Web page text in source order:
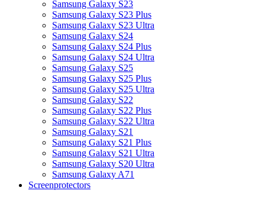
Samsung Galaxy S23
Samsung Galaxy S23 Plus
Samsung Galaxy S23 Ultra
Samsung Galaxy S24
Samsung Galaxy S24 Plus
Samsung Galaxy S24 Ultra
Samsung Galaxy S25
Samsung Galaxy S25 Plus
Samsung Galaxy S25 Ultra
Samsung Galaxy S22
Samsung Galaxy S22 Plus
Samsung Galaxy S22 Ultra
Samsung Galaxy S21
Samsung Galaxy S21 Plus
Samsung Galaxy S21 Ultra
Samsung Galaxy S20 Ultra
Samsung Galaxy A71
Screenprotectors